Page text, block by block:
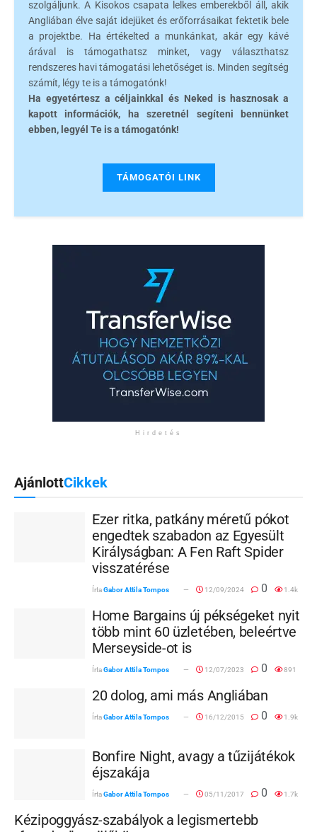
szolgáljunk. A Kisokos csapata lelkes emberekből áll, akik
Angliában élve saját idejüket és erőforrásaikat fektetik bele
a projektbe. Ha értékelted a munkánkat, akár egy kávé
árával is támogathatsz minket, vagy választhatsz
rendszeres havi támogatási lehetőséget is. Minden segítség
számít, légy te is a támogatónk!
Ha egyetértesz a céljainkkal és Neked is hasznosak a
kapott információk, ha szeretnél segíteni bennünket
ebben, legyél Te is a támogatónk!
TÁMOGATÓI LINK
Hirdetés
AjánlottCikkek
Ezer ritka, patkány méretű pókot
engedtek szabadon az Egyesült
Királyságban: A Fen Raft Spider
visszatérése
ÍrtaGabor Attila Tompos 12/09/2024 0 1.4k
Home Bargains új pékségeket nyit
több mint 60 üzletében, beleértve
Merseyside-ot is
ÍrtaGabor Attila Tompos 12/07/2023 0 891
20 dolog, ami más Angliában
ÍrtaGabor Attila Tompos 16/12/2015 0 1.9k
Bonfire Night, avagy a tűzijátékok
éjszakája
ÍrtaGabor Attila Tompos 05/11/2017 0 1.7k
Kézipoggyász-szabályok a legismertebb